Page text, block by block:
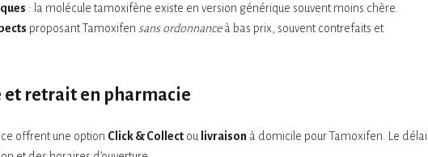
: la molécule tamoxifène existe en version générique souvent moins chère.
proposant Tamoxifen sans ordonnanceà bas prix, souvent contrefaits et
et retrait en pharmacie
offrent une option Click & Collect ou livraison à domicile pour Tamoxifen. Le délai